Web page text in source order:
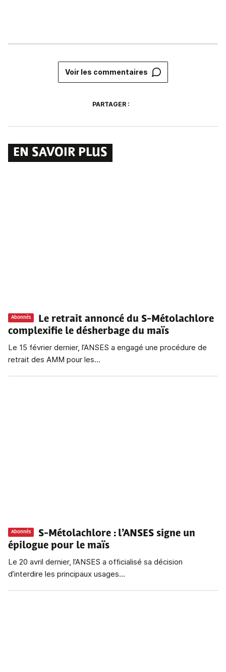
Voir les commentaires
PARTAGER :
EN SAVOIR PLUS
Abonnés
Le retrait annoncé du S-Métolachlore
complexifie le désherbage du maïs
Le 15 février dernier, l’ANSES a engagé une procédure de
retrait des AMM pour les...
Abonnés S-Métolachlore : l’ANSES signe un
épilogue pour le maïs
Le 20 avril dernier, l’ANSES a officialisé sa décision
d’interdire les principaux usages...